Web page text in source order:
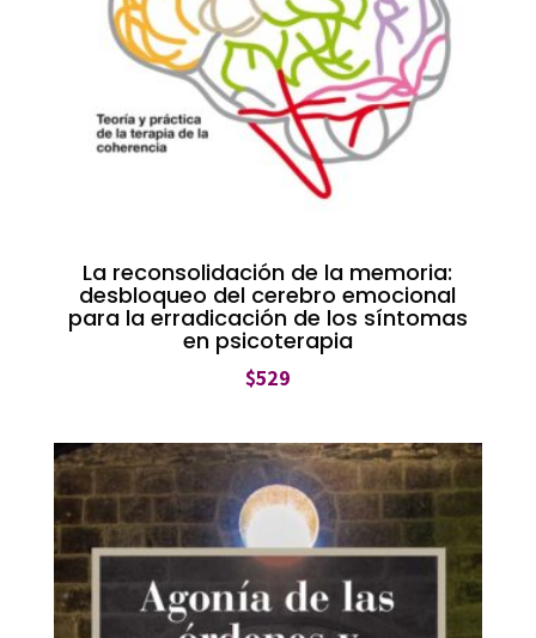
La reconsolidación de la memoria:
desbloqueo del cerebro emocional
para la erradicación de los síntomas
en psicoterapia
$529